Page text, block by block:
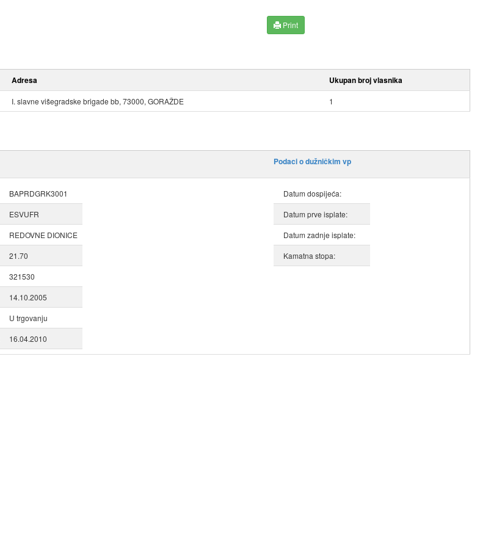
Print
Adresa Ukupan broj vlasnika
I. slavne višegradske brigade bb, 73000, GORAŽDE 1
Podaci o dužničkim vp
BAPRDGRK3001
ESVUFR
REDOVNE DIONICE
21.70
321530
14.10.2005
U trgovanju
16.04.2010
Datum dospijeća:
Datum prve isplate:
Datum zadnje isplate:
Kamatna stopa: